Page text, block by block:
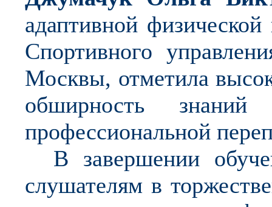
адаптивной
Спортивного
Москвы, отметила
обширность
профессиональной
В завершении
слушателям в